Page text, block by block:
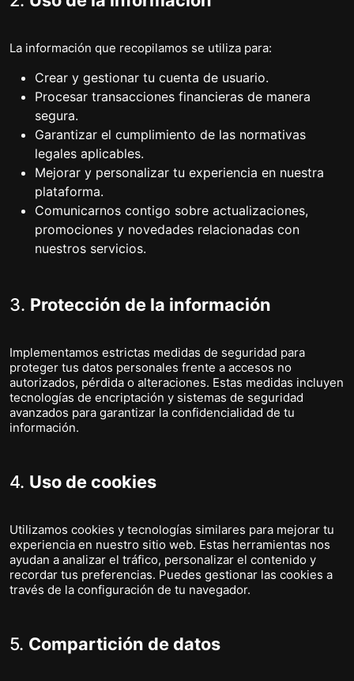
La información que recopilamos se utiliza para:
Crear y gestionar tu cuenta de usuario.
Procesar transacciones financieras de manera
segura.
Garantizar el cumplimiento de las normativas
legales aplicables.
Mejorar y personalizar tu experiencia en nuestra
plataforma.
Comunicarnos contigo sobre actualizaciones,
promociones y novedades relacionadas con
nuestros servicios.
3. Protección de la información
Implementamos estrictas medidas de seguridad para
proteger tus datos personales frente a accesos no
autorizados, pérdida o alteraciones. Estas medidas incluyen
tecnologías de encriptación y sistemas de seguridad
avanzados para garantizar la confidencialidad de tu
información.
4. Uso de cookies
Utilizamos cookies y tecnologías similares para mejorar tu
experiencia en nuestro sitio web. Estas herramientas nos
ayudan a analizar el tráfico, personalizar el contenido y
recordar tus preferencias. Puedes gestionar las cookies a
través de la configuración de tu navegador.
5. Compartición de datos